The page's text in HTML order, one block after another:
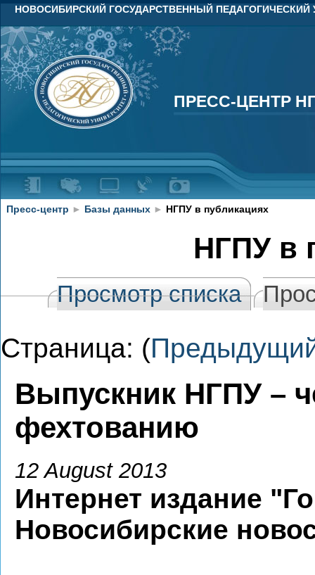
НОВОСИБИРСКИЙ ГОСУДАРСТВЕННЫЙ ПЕДАГОГИЧЕСКИЙ
ПРЕСС-ЦЕНТР
ПРЕСС-ЦЕНТР
Пресс-центр ► Базы данных ► НГПУ в публикациях
НГПУ в
Просмотр списка
Страница: (
Выпускник НГПУ –
фехтованию
12 August 2013
Интернет издание
Новосибирские